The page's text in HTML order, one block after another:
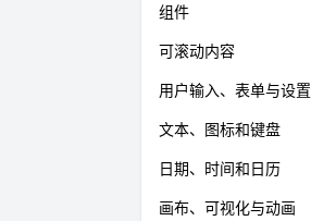
组件
可滚动内容
用户输入、表单与设置
文本、图标和键盘
日期、时间和日历
画布、可视化与动画